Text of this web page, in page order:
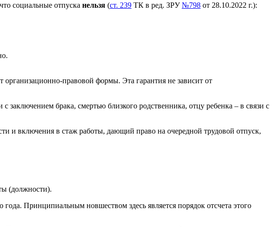
социальные отпуска нельзя (ст. 239 ТК в ред. ЗРУ№798 от 28.10.2022 г.):
организационно-правовой формы. Эта гарантия не зависит от
брака, смертью близкого родственника, отцу ребенка – в связи с
и включения в стаж работы, дающий право на очередной трудовой отпуск,
(должности).
Принципиальным новшеством здесь является порядок отсчета этого